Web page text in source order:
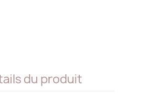
du produit